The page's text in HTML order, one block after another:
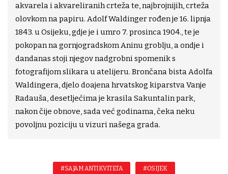
akvarela i akvareliranih crteža te, najbrojnijih, crteža
olovkom na papiru. Adolf Waldinger rođen je 16. lipnja
1843. u Osijeku, gdje je i umro 7. prosinca 1904., te je
pokopan na gornjogradskom Aninu groblju, a ondje i
dandanas stoji njegov nadgrobni spomenik s
fotografijom slikara u atelijeru. Brončana bista Adolfa
Waldingera, djelo doajena hrvatskog kiparstva Vanje
Radauša, desetljećima je krasila Sakuntalin park,
nakon čije obnove, sada već godinama, čeka neku
povoljnu poziciju u vizuri našega grada.
#SAJAM ANTIKVITETA #OSIJEK